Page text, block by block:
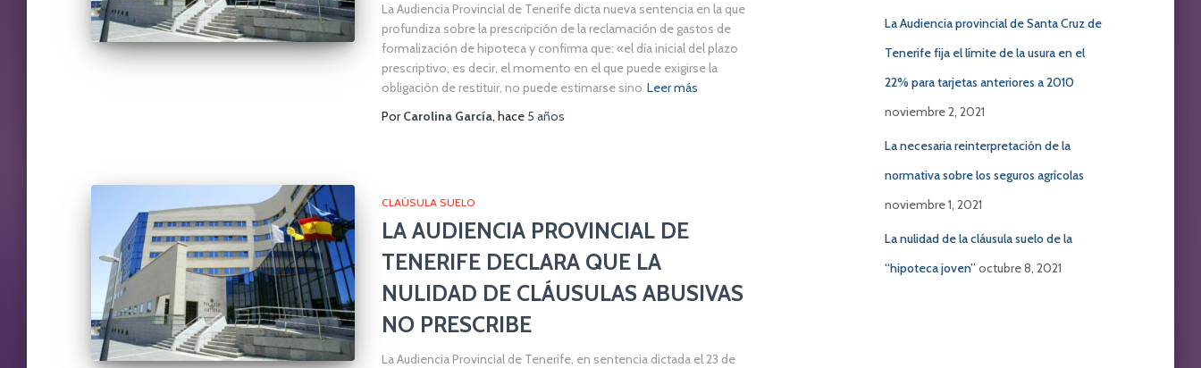
La Audiencia Provincial de Tenerife dicta nueva sentencia en la que
profundiza sobre la prescripción de la reclamación de gastos de
formalización de hipoteca y confirma que: «el día inicial del plazo
prescriptivo, es decir, el momento en el que puede exigirse la
obligación de restituir, no puede estimarse sino Leer más
PorCarolina García, hace 5 años
CLAÚSULA SUELO
LA AUDIENCIA PROVINCIAL DE
TENERIFE DECLARA QUE LA
NULIDAD DE CLÁUSULAS ABUSIVAS
NO PRESCRIBE
La Audiencia Provincial de Tenerife, en sentencia dictada el 23 de
La Audiencia provincial de Santa Cruz de
Tenerife fija el límite de la usura en el
22% para tarjetas anteriores a 2010
noviembre 2, 2021
La necesaria reinterpretación de la
normativa sobre los seguros agrícolas
noviembre 1, 2021
La nulidad de la cláusula suelo de la
“hipoteca joven”octubre 8, 2021